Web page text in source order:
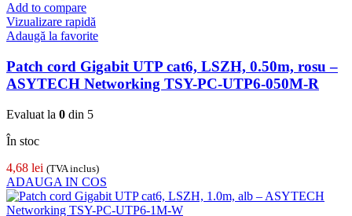
Add to compare
Vizualizare rapidă
Adaugă la favorite
Patch cord Gigabit UTP cat6, LSZH, 0.50m, rosu –
ASYTECH Networking TSY-PC-UTP6-050M-R
Evaluat la 0 din 5
În stoc
4,68 lei (TVA inclus)
ADAUGA IN COS